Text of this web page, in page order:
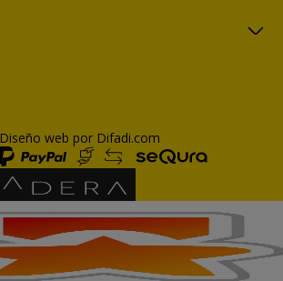
Diseño web por Difadi.com